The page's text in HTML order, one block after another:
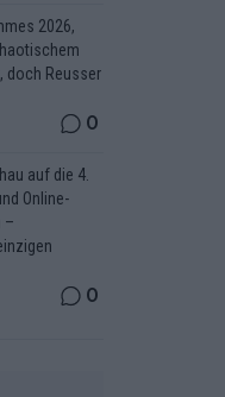
2026,
doch Reusser
0
auf die 4.
Online-
–
0